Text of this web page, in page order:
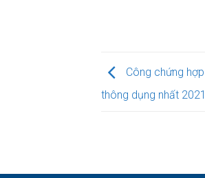
Công chứng
thông dụng nhất 2021